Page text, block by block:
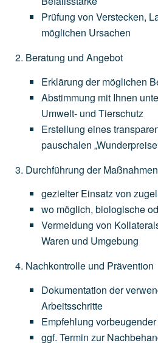
Prüfung von Verstecken,
möglichen Ursachen
Beratung und Angebot
Erklärung der möglichen
Abstimmung mit Ihnen
Umwelt- und Tierschutz
Erstellung eines
pauschalen
Durchführung der Maßnahmen
gezielter Einsatzvon
wo möglich, biologische
Vermeidung von
Waren und Umgebung
Nachkontrolle und Prävention
Dokumentation der
Arbeitsschritte
Empfehlung vorbeugender
ggf. Termin zur